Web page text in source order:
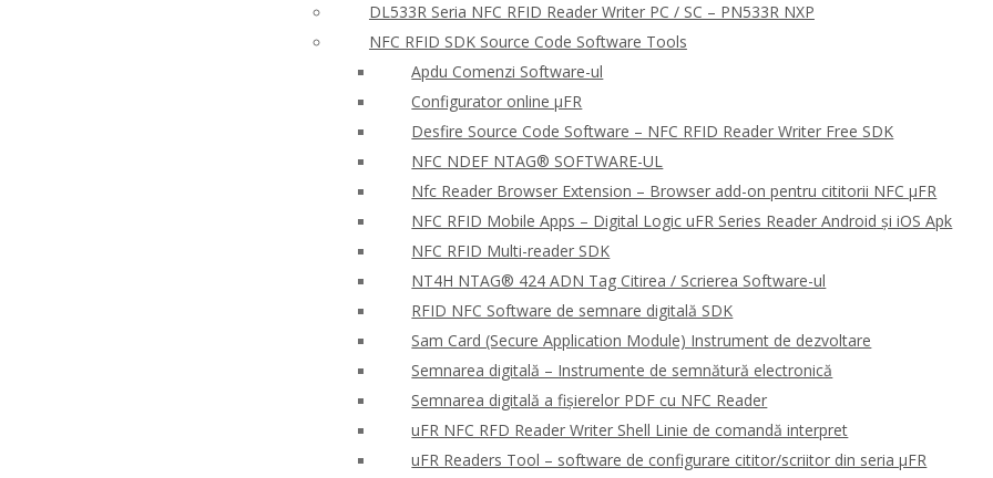
DL533R Seria NFC RFID Reader Writer PC / SC – PN533R NXP
NFC RFID SDK Source Code Software Tools
Apdu Comenzi Software-ul
Configurator online μFR
Desfire Source Code Software – NFC RFID Reader Writer Free SDK
NFC NDEF NTAG® SOFTWARE-UL
Nfc Reader Browser Extension – Browser add-on pentru cititorii NFC μFR
NFC RFID Mobile Apps – Digital Logic uFR Series Reader Android și iOS Apk
NFC RFID Multi-reader SDK
NT4H NTAG® 424 ADN Tag Citirea / Scrierea Software-ul
RFID NFC Software de semnare digitală SDK
Sam Card (Secure Application Module) Instrument de dezvoltare
Semnarea digitală – Instrumente de semnătură electronică
Semnarea digitală a fișierelor PDF cu NFC Reader
uFR NFC RFD Reader Writer Shell Linie de comandă interpret
uFR Readers Tool – software de configurare cititor/scriitor din seria μFR